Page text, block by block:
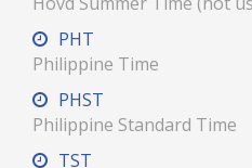
PHT
Philippine Time
PHST
Philippine Standard Time
TST